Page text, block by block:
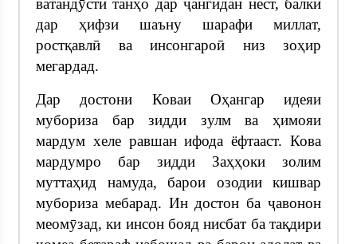
ватандӯстӣ танҳо дар ҷангидан нест, балки
дар ҳифзи шаъну шарафи миллат,
ростқавлӣ ва инсонгароӣ низ зоҳир
мегардад.
Дар достони Коваи Оҳангар идеяи
мубориза бар зидди зулм ва ҳимояи
мардум хеле равшан ифода ёфтааст. Кова
мардумро бар зидди Заҳҳоки золим
муттаҳид намуда, барои озодии кишвар
мубориза мебарад. Ин достон ба ҷавонон
меомӯзад, ки инсон бояд нисбат ба тақдири